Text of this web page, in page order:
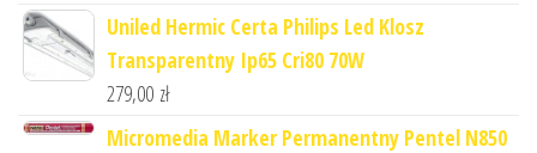
Uniled Hermic Certa Philips Led Klosz
Transparentny Ip65 Cri80 70W
279,00 zł
Micromedia Marker Permanentny Pentel N850